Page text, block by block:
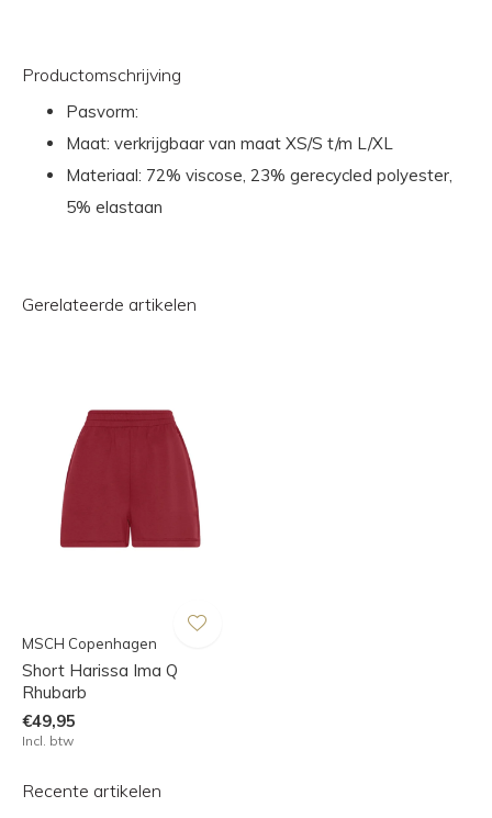
Productomschrijving
Pasvorm:
Maat: verkrijgbaar van maat XS/S t/m L/XL
Materiaal: 72% viscose, 23% gerecycled polyester,
5% elastaan
Gerelateerde artikelen
MSCH Copenhagen
Short Harissa Ima Q
Rhubarb
€49,95
Incl. btw
Recente artikelen